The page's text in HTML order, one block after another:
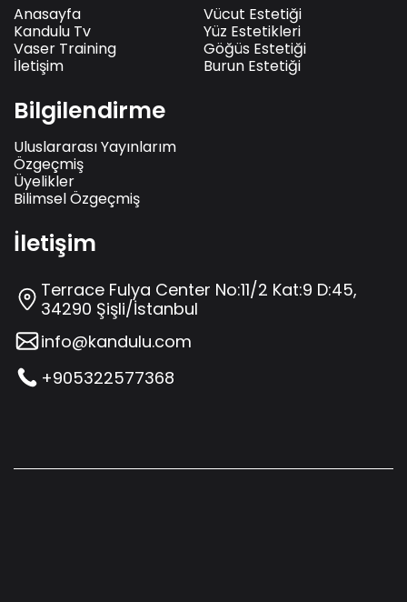
Anasayfa
Kandulu Tv
Vaser Training
İletişim
Vücut Estetiği
Yüz Estetikleri
Göğüs Estetiği
Burun Estetiği
Bilgilendirme
Uluslararası Yayınlarım
Özgeçmiş
Üyelikler
Bilimsel Özgeçmiş
İletişim
Terrace Fulya Center No:11/2 Kat:9 D:45,
34290 Şişli/İstanbul
info@kandulu.com
+905322577368